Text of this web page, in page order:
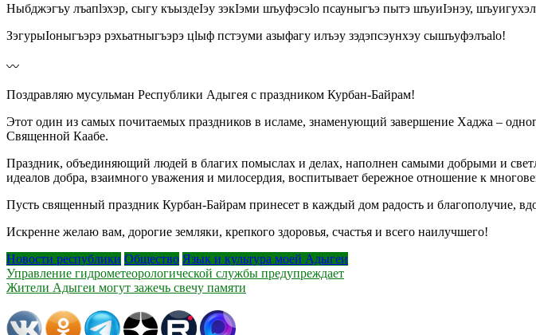
Ныбджэгъу лъапlэхэр, сыгу къыздеIэу зэкIэми шъуфэсэlо псау­ныгъэ пытэ шъуиIэнэу,
ЗэгурыIоныгъэрэ рэхьатныгъэрэ цlыф пстэуми азыфагу илъэу зэдэпсэунхэу сышъуфэлъаlо!
〰️
Поздравляю мусульман Республики Адыгея с праздником Курбан-Байрам!
Этот один из самых почитаемых праздников в исламе, знаменующий завершение Хаджа –
Священной Каабе.
Праздник, объединяющий людей в благих помыслах и делах, наполнен самыми добрыми и
идеалов добра, взаимного уважения и милосердия, воспитывает бережное отношение к
Пусть священный праздник Курбан-Байрам принесет в каждый дом радость и благополучие,
Искренне желаю вам, дорогие земляки, крепкого здоровья, счастья и всего наилучшего!
Новости республики Общество Язык и культура моей Адыгеи
Навигация
по
записям
Управление гидрометеорологической службы предупреждает
Жители Адыгеи могут зажечь свечу памяти